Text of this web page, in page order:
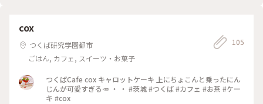
cox
つくば研究学園都市
ごはん, カフェ, スイーツ・お菓子
105
つくばCafe cox キャロットケーキ 上にちょこんと乗ったにん
じんが可愛すぎる🥕 ・ ・ #茨城 #つくば #カフェ #お茶 #ケー
キ #cox